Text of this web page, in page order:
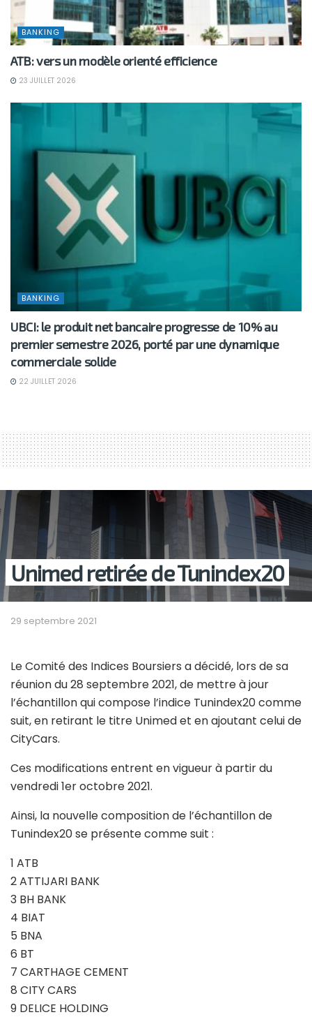
BANKING
ATB: vers un modèle orienté efficience
23 JUILLET 2026
BANKING
UBCI: le produit net bancaire progresse de 10% au
premier semestre 2026, porté par une dynamique
commerciale solide
22 JUILLET 2026
Unimed retirée de Tunindex20
29 septembre 2021
Le Comité des Indices Boursiers a décidé, lors de sa
réunion du 28 septembre 2021, de mettre à jour
l’échantillon qui compose l’indice Tunindex20 comme
suit, en retirant le titre Unimed et en ajoutant celui de
CityCars.
Ces modifications entrent en vigueur à partir du
vendredi 1er octobre 2021.
Ainsi, la nouvelle composition de l’échantillon de
Tunindex20 se présente comme suit :
1 ATB
2 ATTIJARI BANK
3 BH BANK
4 BIAT
5 BNA
6 BT
7 CARTHAGE CEMENT
8 CITY CARS
9 DELICE HOLDING